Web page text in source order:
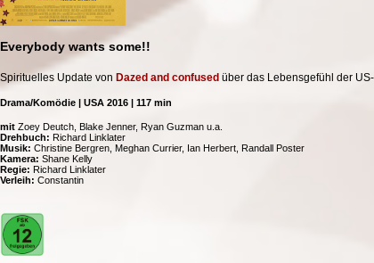
Everybody wants some!!
Spirituelles Update von Dazed and confused über das Lebensgefühl der
Drama/Komödie | USA 2016 | 117 min
mit Zoey Deutch, Blake Jenner, Ryan Guzman u.a.
Drehbuch: Richard Linklater
Musik: Christine Bergren, Meghan Currier, Ian Herbert, Randall Poster
Kamera: Shane Kelly
Regie: Richard Linklater
Verleih: Constantin